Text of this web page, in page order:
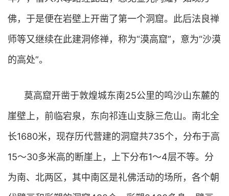
佛，于是便在岩壁上开凿了第一个洞窟。此后法良禅
师等又继续在此建洞修禅，称为“漠高窟”，意为“沙漠
的高处”。
莫高窟开凿于敦煌城东南25公里的鸣沙山东麓的
崖壁上，前临宕泉，东向祁连山支脉三危山。南北全
长1680米，现存历代营建的洞窟共735个，分布于高
15～30多米高的断崖上，上下分布1～4层不等。分
为南、北两区，其中南区是礼佛活动的场所，各个朝